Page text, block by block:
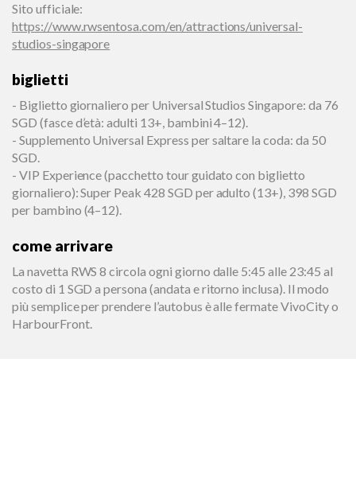
Sito ufficiale:
https://www.rwsentosa.com/en/attractions/universal-
studios-singapore
biglietti
- Biglietto giornaliero per Universal Studios Singapore: da 76
SGD (fasce d’età: adulti 13+, bambini 4–12).
- Supplemento Universal Express per saltare la coda: da 50
SGD.
- VIP Experience (pacchetto tour guidato con biglietto
giornaliero): Super Peak 428 SGD per adulto (13+), 398 SGD
per bambino (4–12).
come arrivare
La navetta RWS 8 circola ogni giorno dalle 5:45 alle 23:45 al
costo di 1 SGD a persona (andata e ritorno inclusa). Il modo
più semplice per prendere l’autobus è alle fermate VivoCity o
HarbourFront.